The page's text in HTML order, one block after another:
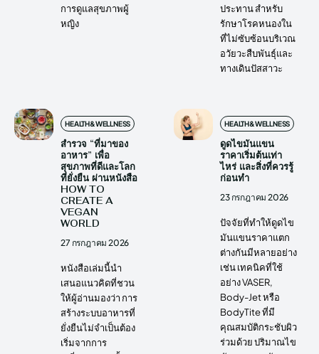
การดูแลสุขภาพผู้
หญิง
ประทาน สำหรับ
รักษาโรคหนองใน
ที่ไม่ซับซ้อนบริเวณ
อวัยวะสืบพันธุ์และ
ทางเดินปัสสาวะ
HEALTH&WELLNESS
สำรวจ “ที่มาของ
อาหาร” เพื่อ
สุขภาพที่ดีและโลก
ที่ยั่งยืน ผ่านหนังสือ
HOW TO
CREATE A
VEGAN
WORLD
27 กรกฎาคม 2026
หนังสือเล่มนี้นำ
เสนอแนวคิดที่ชวน
ให้ผู้อ่านมองว่า การ
สร้างระบบอาหารที่
ยั่งยืนไม่จำเป็นต้อง
เริ่มจากการ
HEALTH&WELLNESS
ดูดไขมันแขน
ราคาเริ่มต้นเท่า
ไหร่ และสิ่งที่ควรรู้
ก่อนทำ
23 กรกฎาคม 2026
ปัจจัยที่ทำให้ดูดไข
มันแขนราคาแตก
ต่างกันมีหลายอย่าง
เช่น เทคนิคที่ใช้
อย่าง VASER,
Body-Jet หรือ
BodyTite ที่มี
คุณสมบัติกระชับผิว
ร่วมด้วย ปริมาณไข